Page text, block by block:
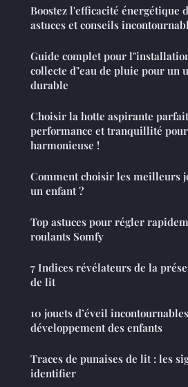
Boostez l'efficacité énergétique
astuces et conseils
Guide complet pour
collecte d"eau de pluie pour un
durable
Choisir la hotte aspirante
performance et tranquillité
harmonieuse !
Comment choisir les meilleurs
un enfant ?
Top astuces pour régler
roulants Somfy
7 Indices révélateurs de la
de lit
10 jouets d’éveil
développement des enfants
Traces de punaises de lit : les
identifier